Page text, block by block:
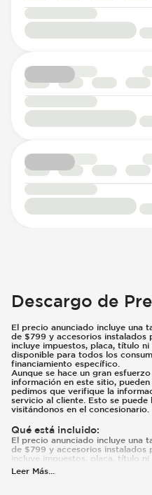
Descargo de
El precio anunciado incluye una
de $799 y accesorios instalados
incluye impuestos, placa, título
disponible para todos los
financiamiento específico.
Aunque se hace un gran
información en este sitio,
pedimos que verifique la
servicio al cliente. Esto se
visitándonos en el concesionario.
Qué está incluido:
El precio anunciado incluye una
de $799 y accesorios instalados
incluye impuestos, placa, título
disponible para todos los
específico de financiamiento.
Leer Más